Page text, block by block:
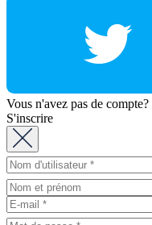
Vous n'avez pas de compte?
S'inscrire